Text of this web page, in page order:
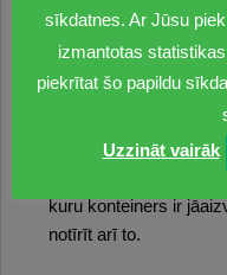
šķūrējot ceļu, tiek
neiespējamu
specializētajam
svars var būt
sniega vaļņiem
kuru konteiners ir
notīrīt arī to.
sīkdatnes. Ar Jūsu
izmantotas
piekrītat šo papildu
Uzzināt vairāk